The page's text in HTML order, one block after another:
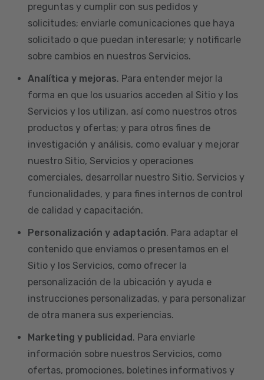
preguntas y cumplir con sus pedidos y
solicitudes; enviarle comunicaciones que haya
solicitado o que puedan interesarle; y notificarle
sobre cambios en nuestros Servicios.
Analítica y mejoras. Para entender mejor la
forma en que los usuarios acceden al Sitio y los
Servicios y los utilizan, así como nuestros otros
productos y ofertas; y para otros fines de
investigación y análisis, como evaluar y mejorar
nuestro Sitio, Servicios y operaciones
comerciales, desarrollar nuestro Sitio, Servicios y
funcionalidades, y para fines internos de control
de calidad y capacitación.
Personalización y adaptación. Para adaptar el
contenido que enviamos o presentamos en el
Sitio y los Servicios, como ofrecer la
personalización de la ubicación y ayuda e
instrucciones personalizadas, y para personalizar
de otra manera sus experiencias.
Marketing y publicidad. Para enviarle
información sobre nuestros Servicios, como
ofertas, promociones, boletines informativos y